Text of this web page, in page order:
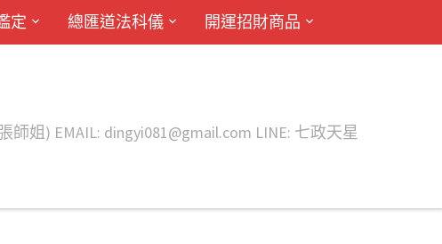
定 總匯道法科儀 開運招財商品
姐) EMAIL: dingyi081@gmail.com LINE: 七政天星